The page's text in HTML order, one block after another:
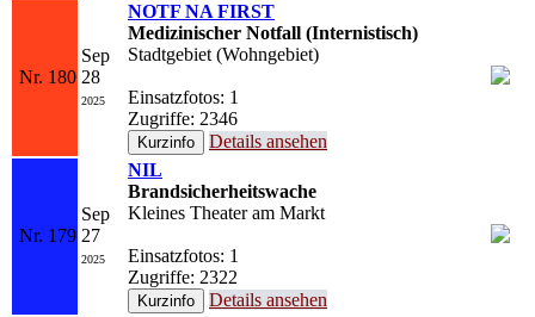
Nr. 180
Sep
28
2025
NOTF NA FIRST
Medizinischer Notfall (Internistisch)
Stadtgebiet (Wohngebiet)
Einsatzfotos: 1
Zugriffe: 2346
Details ansehen
Nr. 179
Sep
27
2025
NIL
Brandsicherheitswache
Kleines Theater am Markt
Einsatzfotos: 1
Zugriffe: 2322
Details ansehen